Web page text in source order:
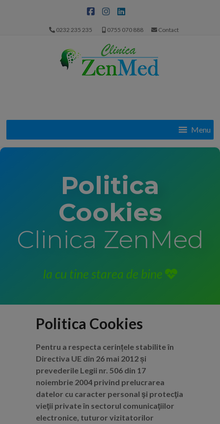
0232 235 235 0755 070 888 Contact
Menu
Politica
Cookies
Clinica ZenMed
Ia cu tine starea de bine
Politica Cookies
Pentru a respecta cerințele stabilite în
Directiva UE din 26 mai 2012 și
prevederile Legii nr. 506 din 17
noiembrie 2004 privind prelucrarea
datelor cu caracter personal şi protecţia
vieţii private în sectorul comunicaţiilor
electronice, tuturor vizitatorilor